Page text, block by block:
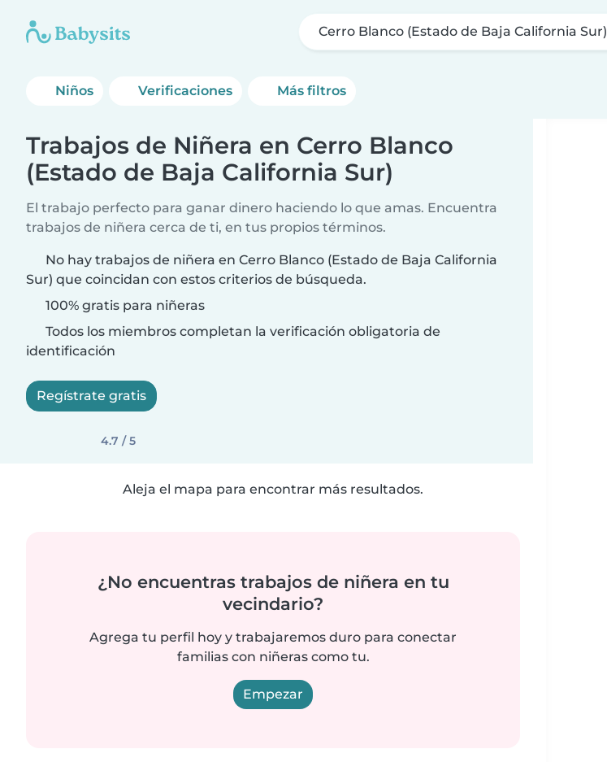
Cerro Blanco (Estado de Baja California Sur)
Niños Verificaciones Más filtros
Trabajos de Niñera en Cerro Blanco
(Estado de Baja California Sur)
El trabajo perfecto para ganar dinero haciendo lo que amas. Encuentra
trabajos de niñera cerca de ti, en tus propios términos.
No hay trabajos de niñera en Cerro Blanco (Estado de Baja California
Sur) que coincidan con estos criterios de búsqueda.
100% gratis para niñeras
Todos los miembros completan la verificación obligatoria de
identificación
Regístrate gratis
4.7 / 5
Aleja el mapa para encontrar más resultados.
¿No encuentras trabajos de niñera en tu
vecindario?
Agrega tu perfil hoy y trabajaremos duro para conectar
familias con niñeras como tu.
Empezar